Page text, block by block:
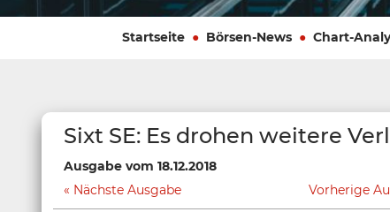
Startseite Börsen-News Chart-
Sixt SE: Es drohen weitere
Ausgabe vom 18.12.2018
Nächste Ausgabe
Vorherige